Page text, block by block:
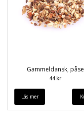
Gammeldansk, påse
44 kr
Läs mer